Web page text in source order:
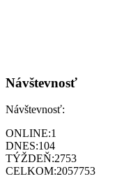
Návštevnosť
Návštevnosť:
ONLINE:1
DNES:104
TÝŽDEŇ:2753
CELKOM:2057753